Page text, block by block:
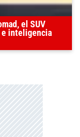
el SUV
inteligencia